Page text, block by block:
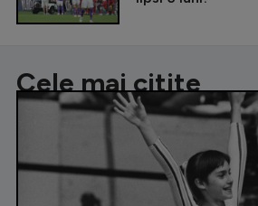
Cele mai citite